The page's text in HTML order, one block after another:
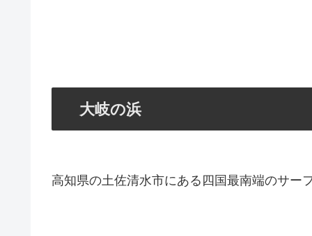
大岐の浜
高知県の土佐清水市にある四国最南端のサー